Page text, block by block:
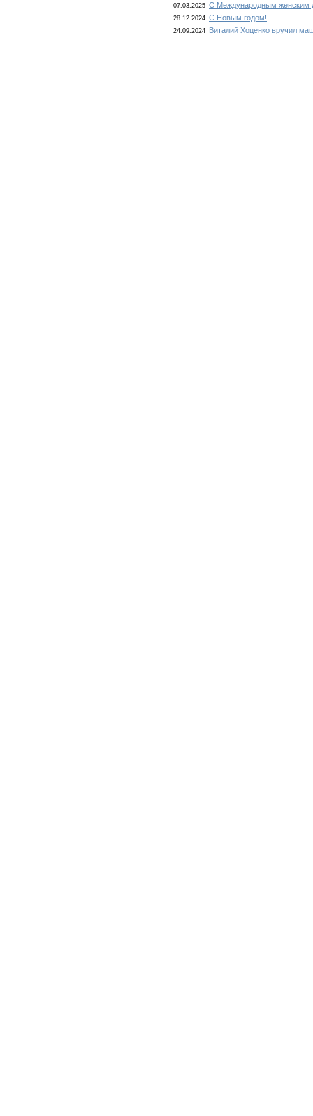
07.03.2025 С Международным женским
28.12.2024 С Новым годом!
24.09.2024 Виталий Хоценко вручил